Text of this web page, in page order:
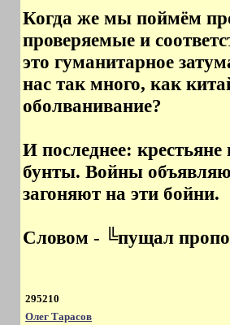
Когда же мы поймём
проверяемые и
это гуманитарное
нас так много, как
оболванивание?
И последнее:
бунты. Войны
загоняют на эти бойни.
Словом - ╚пущал
295210
Олег Тарасов